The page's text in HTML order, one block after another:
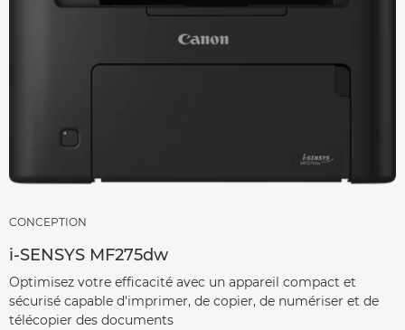
CONCEPTION
i-SENSYS MF275dw
Optimisez votre efficacité avec un appareil compact et
sécurisé capable d'imprimer, de copier, de numériser et de
télécopier des documents